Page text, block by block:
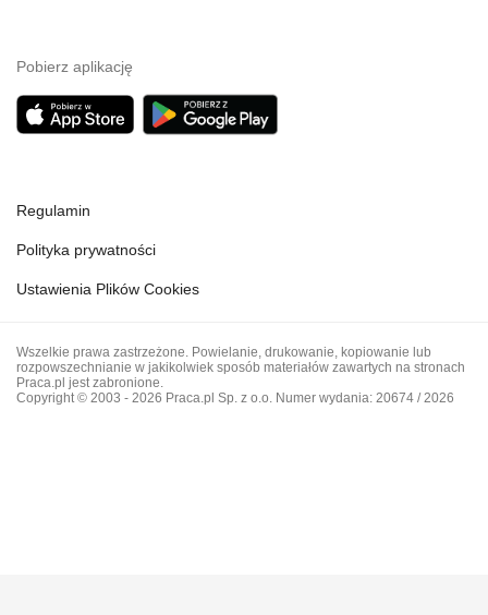
Pobierz aplikację
Regulamin
Polityka prywatności
Ustawienia Plików Cookies
Wszelkie prawa zastrzeżone. Powielanie, drukowanie, kopiowanie lub
rozpowszechnianie w jakikolwiek sposób materiałów zawartych na stronach
Praca.pl jest zabronione.
Copyright © 2003 - 2026 Praca.pl Sp. z o.o. Numer wydania: 20674 / 2026